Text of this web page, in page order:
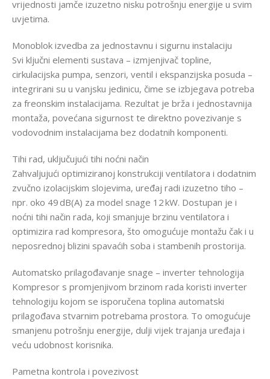
vrijednosti jamče izuzetno nisku potrošnju energije u svim
uvjetima.
Monoblok izvedba za jednostavnu i sigurnu instalaciju
Svi ključni elementi sustava – izmjenjivač topline,
cirkulacijska pumpa, senzori, ventil i ekspanzijska posuda –
integrirani su u vanjsku jedinicu, čime se izbjegava potreba
za freonskim instalacijama. Rezultat je brža i jednostavnija
montaža, povećana sigurnost te direktno povezivanje s
vodovodnim instalacijama bez dodatnih komponenti.
Tihi rad, uključujući tihi noćni način
Zahvaljujući optimiziranoj konstrukciji ventilatora i dodatnim
zvučno izolacijskim slojevima, uređaj radi izuzetno tiho –
npr. oko 49 dB(A) za model snage 12 kW. Dostupan je i
noćni tihi način rada, koji smanjuje brzinu ventilatora i
optimizira rad kompresora, što omogućuje montažu čak i u
neposrednoj blizini spavaćih soba i stambenih prostorija.
Automatsko prilagođavanje snage – inverter tehnologija
Kompresor s promjenjivom brzinom rada koristi inverter
tehnologiju kojom se isporučena toplina automatski
prilagođava stvarnim potrebama prostora. To omogućuje
smanjenu potrošnju energije, dulji vijek trajanja uređaja i
veću udobnost korisnika.
Pametna kontrola i povezivost